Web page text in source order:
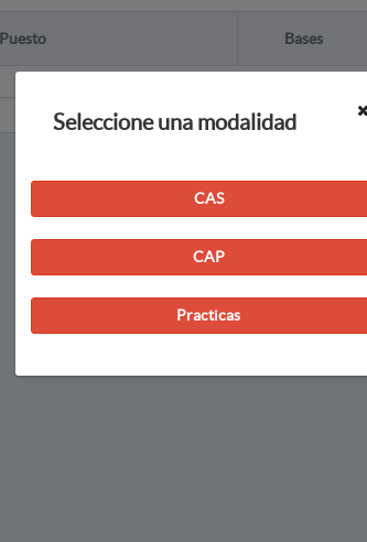
Puesto Bases
Seleccione una modalidad
CAS
CAP
Practicas